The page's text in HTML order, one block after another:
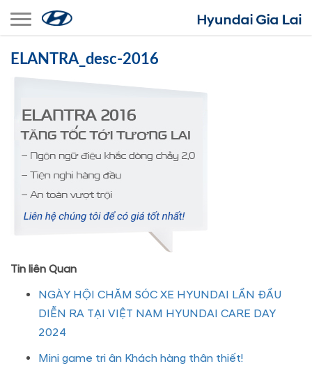
Toggle navigation
ELANTRA_desc-2016
Tin liên Quan
NGÀY HỘI CHĂM SÓC XE HYUNDAI LẦN ĐẦU
DIỄN RA TẠI VIỆT NAM HYUNDAI CARE DAY
2024
Mini game tri ân Khách hàng thân thiết!